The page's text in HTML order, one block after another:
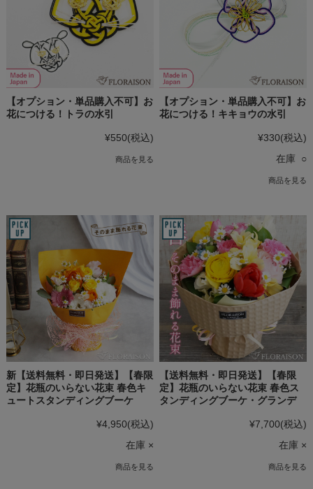
【オプション・単品購入不可】お
花につける！トラの水引
¥550(税込)
商品を見る
【オプション・単品購入不可】お
花につける！キキョウの水引
¥330(税込)
在庫 ○
商品を見る
新【送料無料・即日発送】【春限
定】花瓶のいらない花束 春色キ
ュートスタンディングブーケ
¥4,950(税込)
在庫 ×
商品を見る
【送料無料・即日発送】【春限
定】花瓶のいらない花束 春色ス
タンディングブーケ・グランデ
¥7,700(税込)
在庫 ×
商品を見る